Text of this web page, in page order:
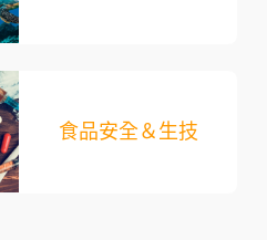
食品安全＆生技